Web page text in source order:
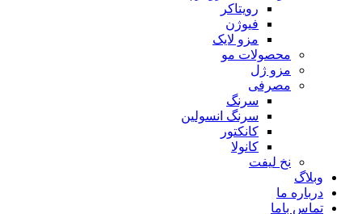
رویتاکر
فیوژن
مزو لایک
محصولات مو
مزو ژل
مصرفی
سرنگ
سرنگ انسولین
کانکتور
کانولا
نخ لیفت
وبلاگ
درباره ما
تماس باما